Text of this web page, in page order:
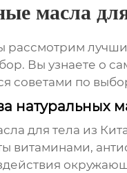
масла
рассмотрим
Вы узнаете о
советами по
натуральных
для тела из
витаминами,